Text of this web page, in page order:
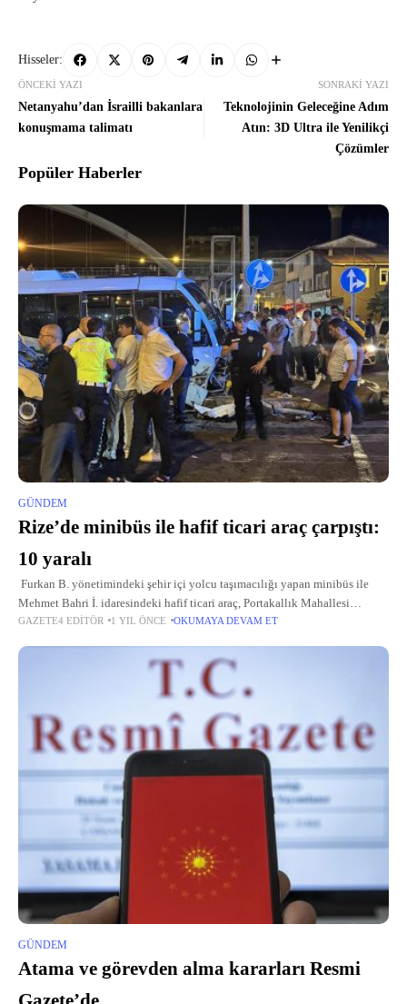
Hisseler:
ÖNCEKI YAZI
Netanyahu’dan İsrailli bakanlara
konuşmama talimatı
SONRAKI YAZI
Teknolojinin Geleceğine Adım
Atın: 3D Ultra ile Yenilikçi
Çözümler
Popüler Haberler
GÜNDEM
Rize’de minibüs ile hafif ticari araç çarpıştı:
10 yaralı
Furkan B. yönetimindeki şehir içi yolcu taşımacılığı yapan minibüs ile
Mehmet Bahri İ. idaresindeki hafif ticari araç, Portakallık Mahallesi
Menderes Bulvarı'nda çarpıştı. İhbar üzerine olay yerine polis ve
GAZETE4 EDITÖR 1 YIL ÖNCE OKUMAYA DEVAM ET
GÜNDEM
Atama ve görevden alma kararları Resmi